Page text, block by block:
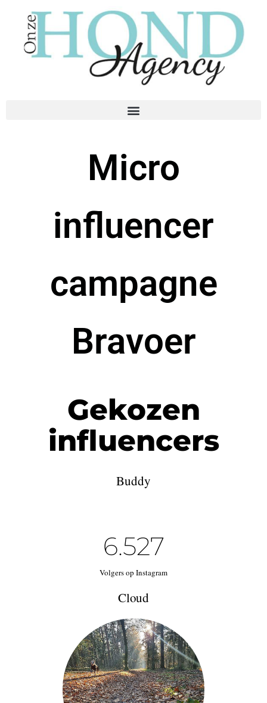
Micro
influencer
campagne
Bravoer
Gekozen
influencers
Buddy
Volgers op Instagram
6.527
Cloud